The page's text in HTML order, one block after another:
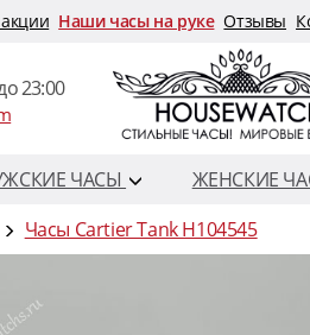
Наши часы на руке Отзывы
23:00
ЧАСЫ ЖЕНСКИЕ
Часы Cartier Tank H104545